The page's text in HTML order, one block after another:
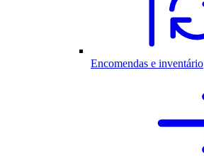
Encomendas e inventário